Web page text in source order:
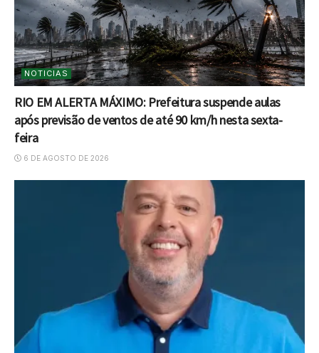
NOTICIAS
RIO EM ALERTA MÁXIMO: Prefeitura suspende aulas
após previsão de ventos de até 90 km/h nesta sexta-
feira
6 DE AGOSTO DE 2026